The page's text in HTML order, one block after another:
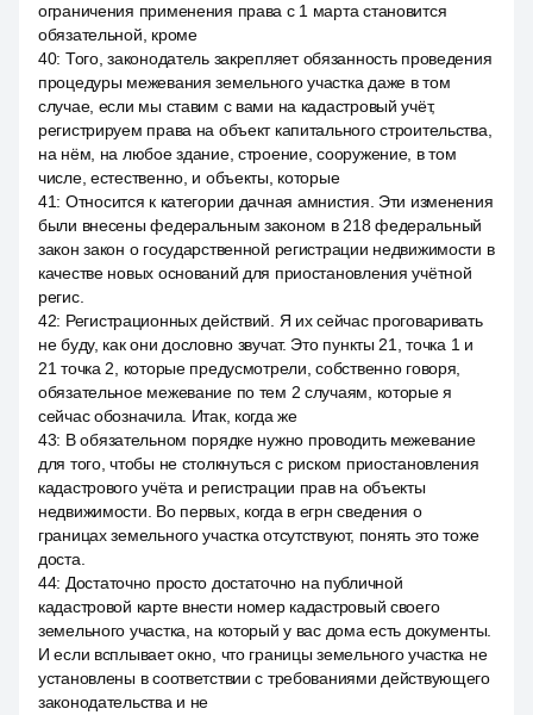
ограничения применения права с 1 марта становится
обязательной, кроме
40: Того, законодатель закрепляет обязанность проведения
процедуры межевания земельного участка даже в том
случае, если мы ставим с вами на кадастровый учёт,
регистрируем права на объект капитального строительства,
на нём, на любое здание, строение, сооружение, в том
числе, естественно, и объекты, которые
41: Относится к категории дачная амнистия. Эти изменения
были внесены федеральным законом в 218 федеральный
закон закон о государственной регистрации недвижимости в
качестве новых оснований для приостановления учётной
регис.
42: Регистрационных действий. Я их сейчас проговаривать
не буду, как они дословно звучат. Это пункты 21, точка 1 и
21 точка 2, которые предусмотрели, собственно говоря,
обязательное межевание по тем 2 случаям, которые я
сейчас обозначила. Итак, когда же
43: В обязательном порядке нужно проводить межевание
для того, чтобы не столкнуться с риском приостановления
кадастрового учёта и регистрации прав на объекты
недвижимости. Во первых, когда в егрн сведения о
границах земельного участка отсутствуют, понять это тоже
доста.
44: Достаточно просто достаточно на публичной
кадастровой карте внести номер кадастровый своего
земельного участка, на который у вас дома есть документы.
И если всплывает окно, что границы земельного участка не
установлены в соответствии с требованиями действующего
законодательства и не